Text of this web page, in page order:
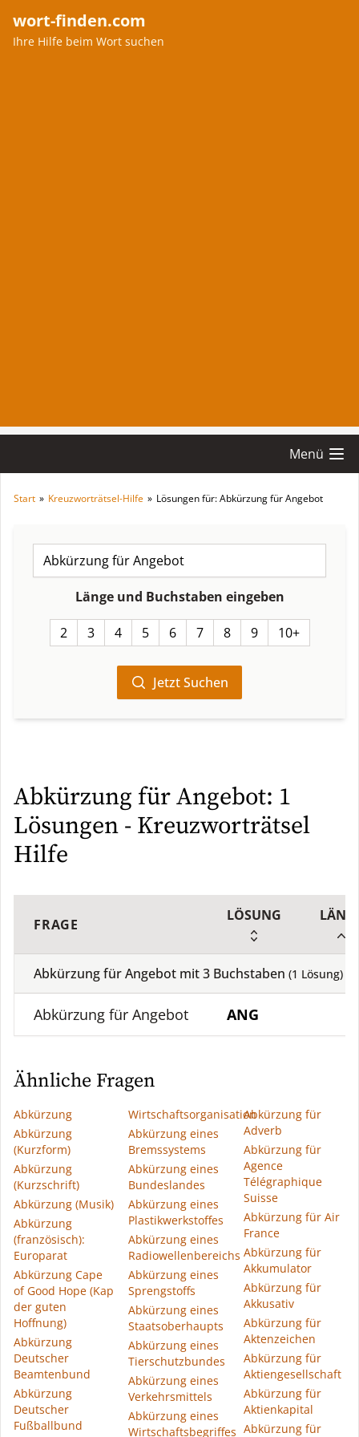
wort-finden.com
Ihre Hilfe beim Wort suchen
Menü
Start » Kreuzworträtsel-Hilfe » Lösungen für: Abkürzung für Angebot
Länge und Buchstaben eingeben
2 3 4 5 6 7 8 9 10+
Jetzt Suchen
Abkürzung für Angebot: 1
Lösungen - Kreuzworträtsel
Hilfe
FRAGE
LÖSUNG
Abkürzung für Angebot mit3 Buchstaben (1 Lösung)
Abkürzung für Angebot ANG
Ähnliche Fragen
Abkürzung
Abkürzung
(Kurzform)
Abkürzung
(Kurzschrift)
Abkürzung (Musik)
Abkürzung
(französisch):
Europarat
Abkürzung Cape
of Good Hope (Kap
der guten
Hoffnung)
Abkürzung
Deutscher
Beamtenbund
Abkürzung
Deutscher
Fußballbund
Wirtschaftsorganisation
Abkürzung eines
Bremssystems
Abkürzung eines
Bundeslandes
Abkürzung eines
Plastikwerkstoffes
Abkürzung eines
Radiowellenbereichs
Abkürzung eines
Sprengstoffs
Abkürzung eines
Staatsoberhaupts
Abkürzung eines
Tierschutzbundes
Abkürzung eines
Verkehrsmittels
Abkürzung eines
Wirtschaftsbegriffes
Abkürzung für
Adverb
Abkürzung für
Agence
Télégraphique
Suisse
Abkürzung für Air
France
Abkürzung für
Akkumulator
Abkürzung für
Akkusativ
Abkürzung für
Aktenzeichen
Abkürzung für
Aktiengesellschaft
Abkürzung für
Aktienkapital
Abkürzung für